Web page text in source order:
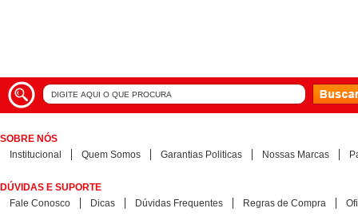
SOBRE NÓS
Institucional
Quem Somos Garantias Politicas Nossas Marcas
DÚVIDAS E SUPORTE
Fale Conosco
Dicas Dúvidas Frequentes Regras de Compra